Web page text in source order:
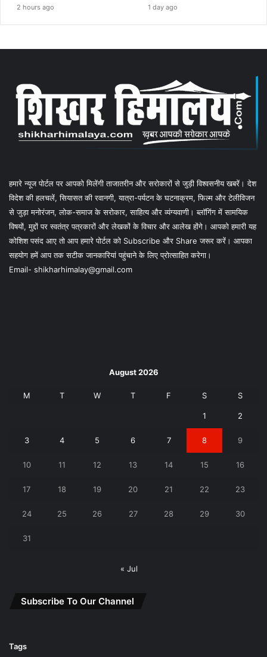
2 hours ago 1 day ago
हमारे न्यूज पोर्टल पर आपको मिलेंगी ताजातरीन और सरोकारों से जुड़ी विश्वसनीय खबरें। देश
विदेश की हलचलें, सियासत की रवानगी, यात्रा-पर्यटन के घटनाक्रम, फिल्म और टेलीविजन
से जुड़ा मनोरंजन, लोक-समाज के सरोकार, साहित्य और व्यंग्यवाणी। ब्लॉगिंग में सामयिक
विषयों, मुद्दों पर स्वतंत्र पत्रकारों और लेखकों के विचार और आलेख होंगे। आपको हमारी यह
कोशिश पसंद आए तो आप हमारे पोर्टल को Subscribe और Share जरूर करें। आपका
सहयोग हमें आप तक सटीक जानकारियां पहुंचाने के लिए प्रोत्साहित करेगा।
Email- shikharhimalay@gmail.com
August 2026
M T W T F S S
1 2
3 4 5 6 7 8 9
10 11 12 13 14 15 16
17 18 19 20 21 22 23
24 25 26 27 28 29 30
31
« Jul
Subscribe To Our Channel
Tags